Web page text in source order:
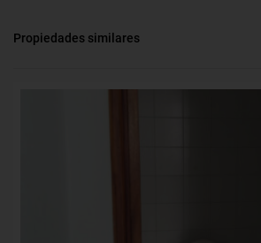
Propiedades similares